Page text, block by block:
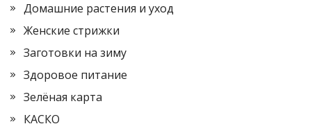
Домашние растения и уход
Женские стрижки
Заготовки на зиму
Здоровое питание
Зелёная карта
КАСКО